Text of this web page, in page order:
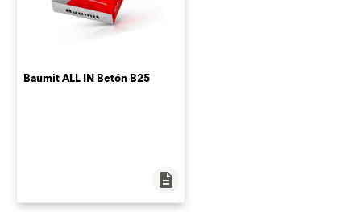
Baumit ALL IN Betón B25
description